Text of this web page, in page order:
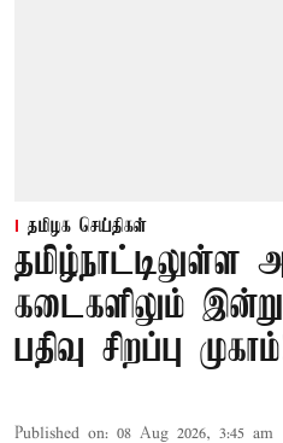
தமிழக செய்திகள்
தமிழ்நாட்டிலுள்ள
கடைகளிலும்
பதிவு சிறப்பு
Published on: 08 Aug 2026, 3:45 am